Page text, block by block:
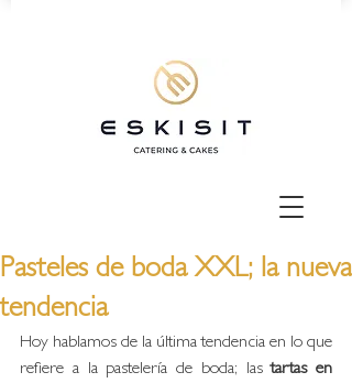
Pasteles de boda XXL; la nueva
tendencia
Hoy hablamos de la última tendencia en lo que
refiere a la pastelería de boda; las tartas en